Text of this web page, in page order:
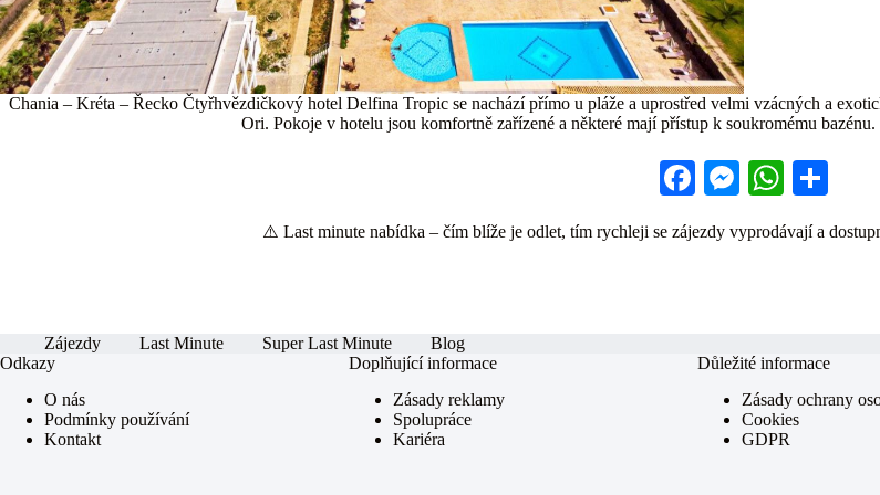
Chania – Kréta – Řecko Čtyřhvězdičkový hotel Delfina Tropic se nachází přímo u pláže a uprostřed velmi vzácných a
Ori. Pokoje v hotelu jsou komfortně zařízené a některé mají přístup k soukromému
Fa
bo
M
se
W
ts re
⚠️ Last minute nabídka – čím blíže je odlet, tím rychleji se zájezdy vyprodávají a
Zájezdy Last Minute Super Last Minute
Blog
Odkazy
O nás
Podmínky používání
Kontakt
Doplňující informace
Zásady reklamy
Spolupráce
Kariéra
Důležité informace
Zásady ochrany
Cookies
GDPR